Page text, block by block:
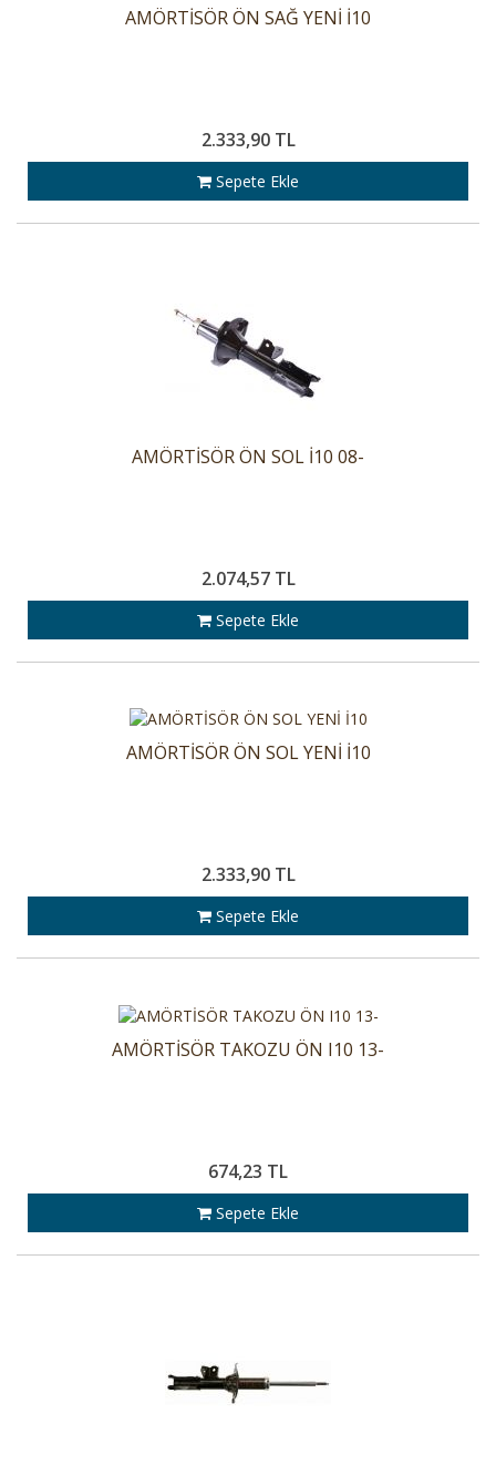
AMÖRTİSÖR ÖN SAĞ YENİ İ10
2.333,90 TL
Sepete Ekle
AMÖRTİSÖR ÖN SOL İ10 08-
2.074,57 TL
Sepete Ekle
AMÖRTİSÖR ÖN SOL YENİ İ10
2.333,90 TL
Sepete Ekle
AMÖRTİSÖR TAKOZU ÖN I10 13-
674,23 TL
Sepete Ekle